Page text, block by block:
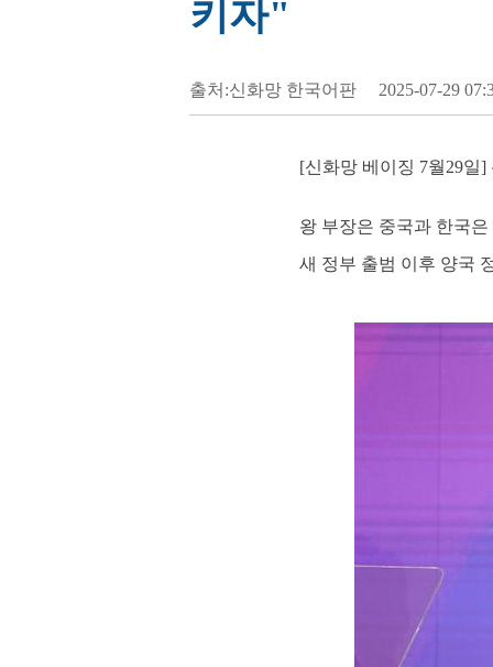
키자"
출처:신화망 한국어판 2025-07-29
[신화망 베이징 7월29일
왕 부장은 중국과 한국
새 정부 출범 이후 양국